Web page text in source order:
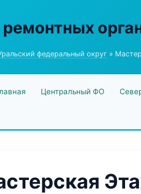
ремонтных
федеральный округ »
Центральный ФО